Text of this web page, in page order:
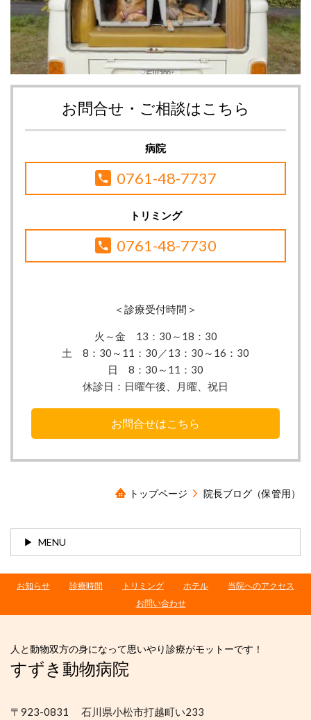
お問合せ・ご相談はこちら
病院
0761-48-7737
トリミング
0761-48-7730
＜診療受付時間＞
火～金 13：30 ～18：30
土 8：30～11：30／13：30～16：30
日 8：30～11：30
休診日： 日曜午後、月曜、祝日
お問合せはこちら
トップページ 院長ブログ（保管用）
MENU
お知らせ 診療時間 トリミング ホテル
当院へのアクセス
お問い合わせ
人と動物双方の身になって思いやり診療がモットーです！
すずき動物病院
〒923-0831 石川県小松市打越町い233